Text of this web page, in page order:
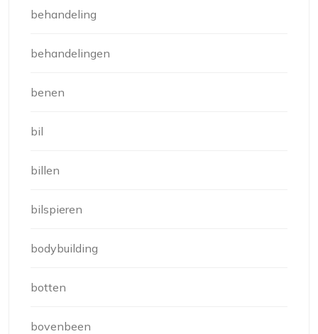
behandeling
behandelingen
benen
bil
billen
bilspieren
bodybuilding
botten
bovenbeen